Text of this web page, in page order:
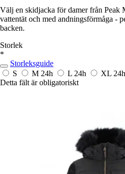
Välj en skidjacka för damer från Peak
vattentät och med andningsförmåga -
backen.
Storlek
*
Storleksguide
S
M 24h L 24h XL 24h
Detta fält är obligatoriskt